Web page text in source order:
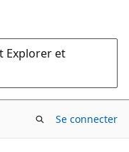
Explorer et
Se connecter